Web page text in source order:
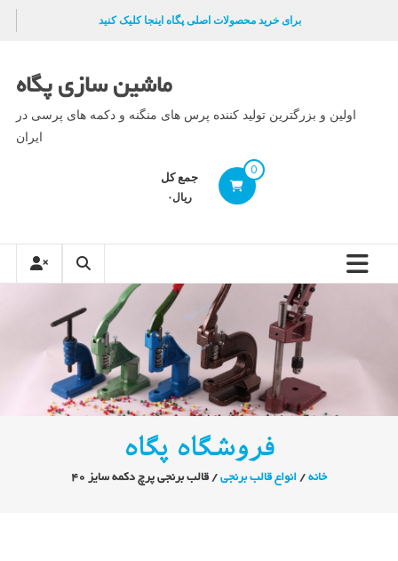
برای خرید محصولات اصلی پگاه اینجا کلیک کنید
ماشین سازی پگاه
اولین و بزرگترین تولید کننده پرس های منگنه و دکمه های پرسی در
ایران
0 جمع کل
ریال۰
فروشگاه پگاه
خانه / انواع قالب برنجی / قالب برنجی پرچ دکمه سایز ۴۰